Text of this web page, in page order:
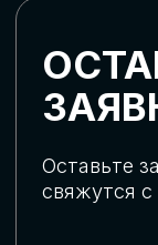
актуальных
трансформации.
массовом
инструментов,